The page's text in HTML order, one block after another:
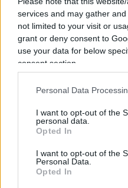
services and may gather
not limited to your visit or
grant or deny consent to
use your data for below
consent section.
Personal Data
I want to opt-out of the
personal data.
Opted In
I want to opt-out of the
Personal Data.
Opted In
fratelli indipendentisti
con cui attualmente
minore, la comunità
Difatti, in un intreccio
piano di ERC è quello
della Catalogna agli
un governo di
costole regionali del